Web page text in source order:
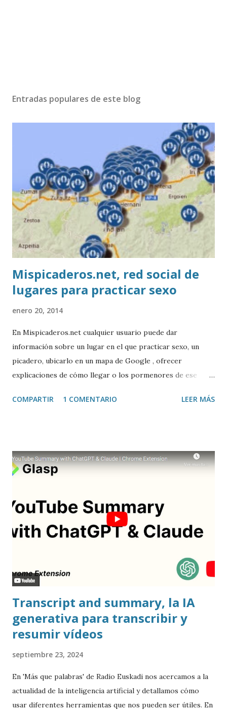
Entradas populares de este blog
Mispicaderos.net, red social de
lugares para practicar sexo
enero 20, 2014
En Mispicaderos.net cualquier usuario puede dar
información sobre un lugar en el que practicar sexo, un
picadero, ubicarlo en un mapa de Google , ofrecer
explicaciones de cómo llegar o los pormenores de ese
el creador de este portal. Descargar mp3
COMPARTIR 1 COMENTARIO LEER MÁS
Transcript and summary, la IA
generativa para transcribir y
resumir vídeos
septiembre 23, 2024
En 'Más que palabras' de Radio Euskadi nos acercamos a la
actualidad de la inteligencia artificial y detallamos cómo
usar diferentes herramientas que nos pueden ser útiles. En